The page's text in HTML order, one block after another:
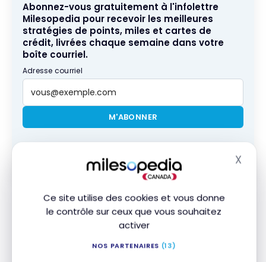
Ce site utilise des cookies et vous donne
le contrôle sur ceux que vous souhaitez
activer
NOS PARTENAIRES (13)
X
Abonnez-vous gratuitement à l'infolettre
Milesopedia pour recevoir les meilleures
stratégies de points, miles et cartes de
crédit, livrées chaque semaine dans votre
boîte courriel.
Adresse courriel
M'ABONNER
promotionnels et acceptez nos
Conditions et politique de
. Vous pouvez vous désabonner à tout moment.
Enfin une compagnie aérienne qui encourage à
profiter au maximum de sa nuit de sommeil plutôt
que de faire un service 1 heure après le décollage !
C’est TRÈS apprécié !